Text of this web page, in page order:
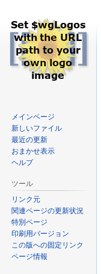
メインページ
新しいファイル
最近の更新
おまかせ表示
ヘルプ
ツール
リンク元
関連ページの更新状況
特別ページ
印刷用バージョン
この版への固定リンク
ページ情報